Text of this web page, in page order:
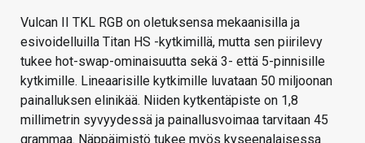
Vulcan II TKL RGB on oletuksensa mekaanisilla ja
esivoidelluilla Titan HS -kytkimillä, mutta sen piirilevy
tukee hot-swap-ominaisuutta sekä 3- että 5-pinnisille
kytkimille. Lineaarisille kytkimille luvataan 50 miljoonan
painalluksen elinikää. Niiden kytkentäpiste on 1,8
millimetrin syvyydessä ja painallusvoimaa tarvitaan 45
grammaa. Näppäimistö tukee myös kyseenalaisessa